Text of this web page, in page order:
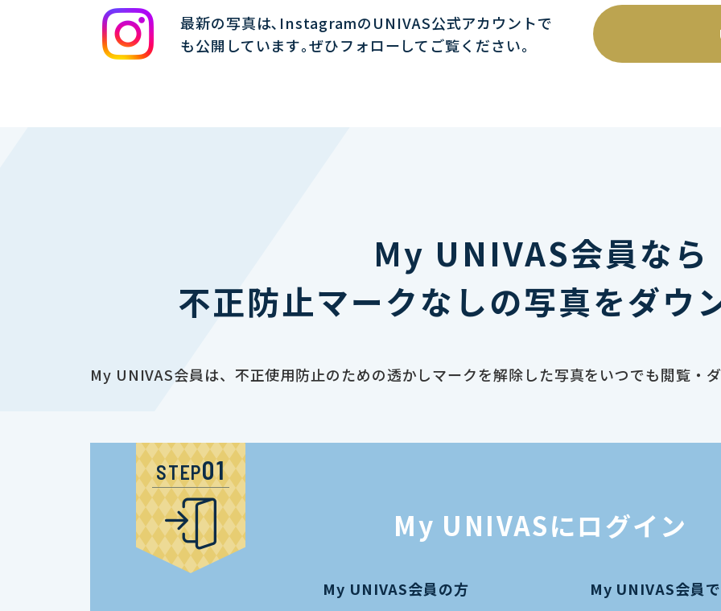
最新の写真は､InstagramのUNIVAS公式アカウントで
も公開しています｡ぜひフォローしてご覧ください｡
My UNIVAS会員なら
不正防止マークなしの写真をダウ
My UNIVAS会員は、不正使用防止のための透かしマークを解除した写真をいつでも閲覧・
STEP
My UNIVASにログイン
My UNIVAS会員の方 My UNIVAS会員